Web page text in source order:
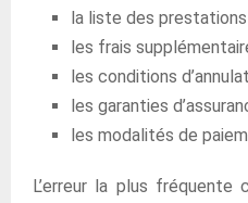
la liste des prestations
les frais
les conditions
les garanties
les modalités de
L’erreur la plus